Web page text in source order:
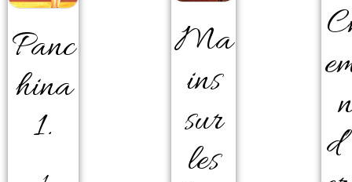
Panc
hina
1.
Ma
ins
sur
les
n